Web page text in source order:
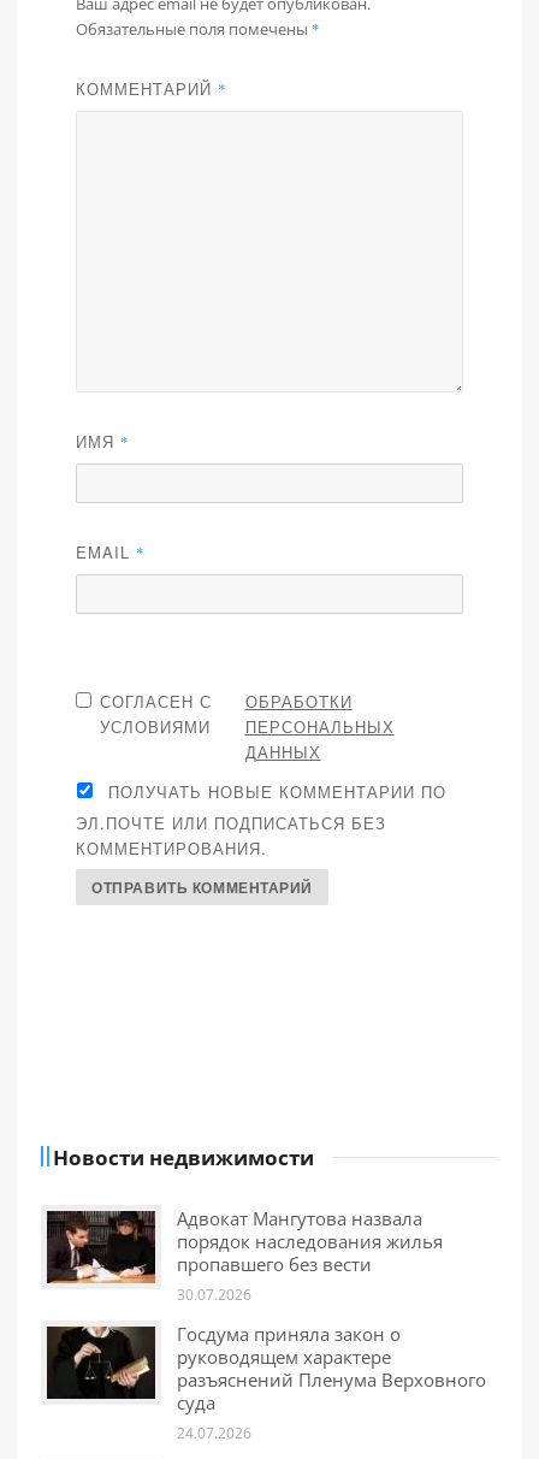
Обязательные поля помечены *
КОММЕНТАРИЙ *
ИМЯ *
EMAIL *
СОГЛАСЕН С
УСЛОВИЯМИ
ОБРАБОТКИ
ПЕРСОНАЛЬНЫХ
ДАННЫХ
ПОЛУЧАТЬ НОВЫЕ КОММЕНТАРИИ ПО
ЭЛ.ПОЧТЕ ИЛИ ПОДПИСАТЬСЯ БЕЗ
КОММЕНТИРОВАНИЯ.
Новости недвижимости
Адвокат Мангутова назвала
порядок наследования жилья
пропавшего без вести
30.07.2026
Госдума приняла закон о
руководящем характере
разъяснений Пленума Верховного
суда
24.07.2026